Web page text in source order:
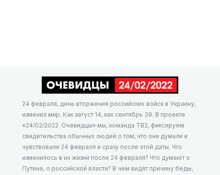
24 февраля, день вторжения российских войск в Украину,
изменил мир. Как август 14, как сентябрь 39. В проекте
«24/02/2022. Очевидцы» мы, команда ТВ2, фиксируем
свидетельства обычных людей о том, что они думали и
чувствовали 24 февраля и сразу после этой даты. Что
изменилось в их жизни после 24 февраля? Что думают о
Путине, о российской власти? В чем видят причину беды,